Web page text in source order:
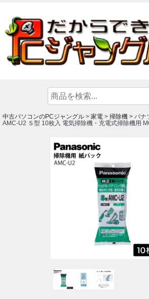
中古パソコンのPCジャングル > 家電 > 掃除機 > パナ
AMC-U2 Ｓ型 10枚入 電気掃除機・充電式掃除機用